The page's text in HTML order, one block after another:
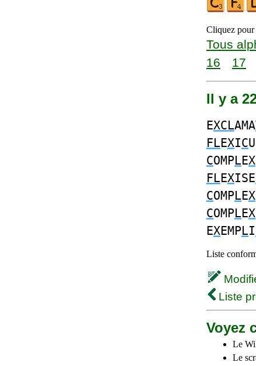
Cliquez pour
Tous
16
17
Il y a
EXCLAMA
FLEXIC
COMPLEX
FLEXISE
COMPLEX
COMPLEX
EXEMPLI
Liste
Liste
Voyez
Le
Le